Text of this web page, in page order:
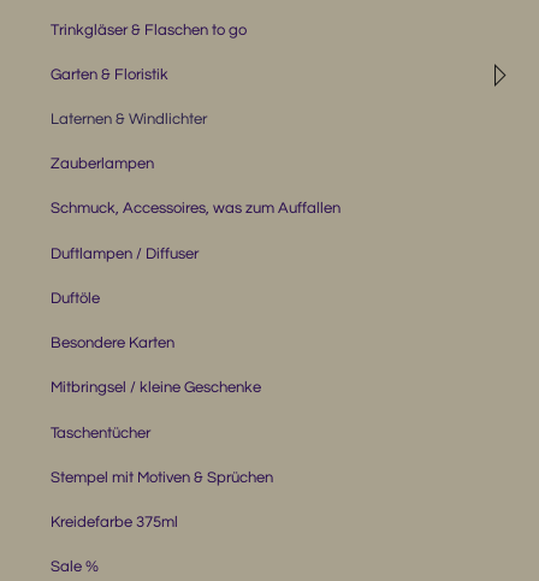
Trinkgläser & Flaschen to go
◹
Garten & Floristik
Laternen & Windlichter
Zauberlampen
Schmuck, Accessoires, was zum Auffallen
Duftlampen / Diffuser
Duftöle
Besondere Karten
Mitbringsel / kleine Geschenke
Taschentücher
Stempel mit Motiven & Sprüchen
Kreidefarbe 375ml
Sale %